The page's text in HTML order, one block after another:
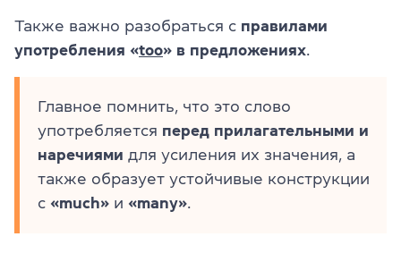
Также важно разобраться с правилами
употребления «too» в предложениях
Главное помнить, что это слово
употребляется перед прилагательными и
наречиями для усиления их значения, а
также образует устойчивые конструкции
с «much» и «many»